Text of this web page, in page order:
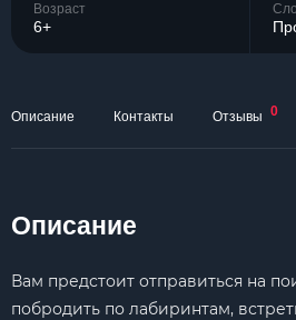
Возраст
6+
Описание Контакты Отзывы 0
Описание
Вам предстоит отправиться на
побродить по лабиринтам,